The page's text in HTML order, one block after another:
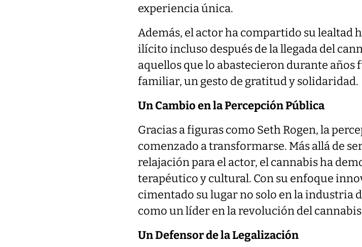
experiencia única.
Además, el actor ha compartido su lealtad
ilícito incluso después de la llegada del
aquellos que lo abastecieron durante años
familiar, un gesto de gratitud y solidaridad.
Un Cambio en la Percepción Pública
Gracias a figuras como Seth Rogen, la
comenzado a transformarse. Más allá de
relajación para el actor, el cannabis ha
terapéutico y cultural. Con su enfoque
cimentado su lugar no solo en la
como un líder en la revolución del
Un Defensor de la Legalización